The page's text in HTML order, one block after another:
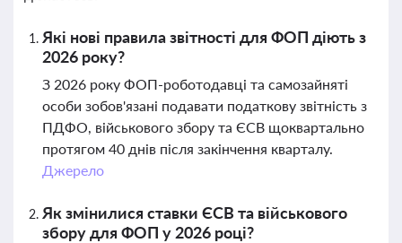
Які нові правила звітності для ФОП діють з
2026 року?
З 2026 року ФОП-роботодавці та самозайняті
особи зобов'язані подавати податкову звітність з
ПДФО, військового збору та ЄСВ щоквартально
протягом 40 днів після закінчення кварталу.
Джерело
Як змінилися ставки ЄСВ та військового
збору для ФОП у 2026 році?